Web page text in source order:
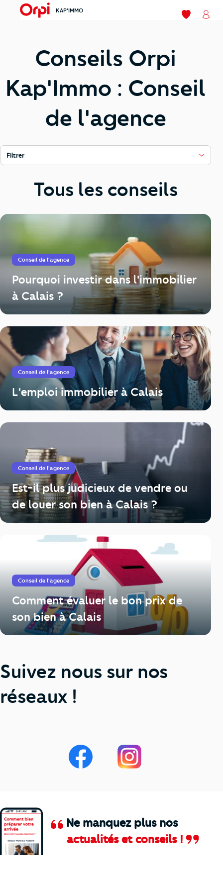
menu KAP'IMMO
Mes favoris
Conseils Orpi
Kap'Immo : Conseil
de l'agence
Filtrer
Tous les conseils
Conseil de l'agence
Pourquoi investir dans l'immobilier
à Calais ?
Conseil de l'agence
L'emploi immobilier à Calais
Conseil de l'agence
Est-il plus judicieux de vendre ou
de louer son bien à Calais ?
Conseil de l'agence
Comment évaluer le bon prix de
son bien à Calais
Suivez nous sur nos
réseaux !
Ne manquez plus nos
actualités et conseils !